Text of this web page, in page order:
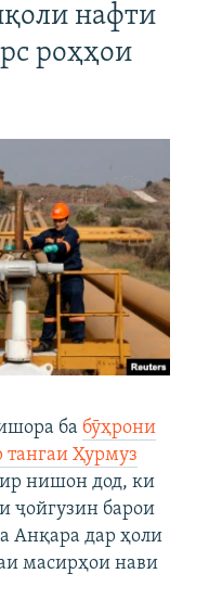
нафти
роҳҳои
ба бӯҳрони
Ҳурмуз
нишон дод, ки
ҷойгузин барои
Анқара дар ҳоли
масирҳои нави